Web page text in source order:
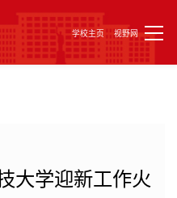
学校主页 视野网
大学迎新工作火